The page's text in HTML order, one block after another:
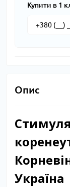
Купити в 1
Опис
Україна